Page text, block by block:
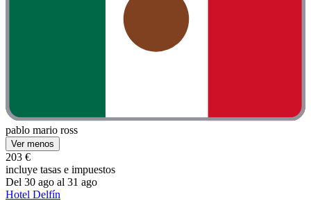
pablo mario ross
Ver menos
203 €
incluye tasas e impuestos
Del 30 ago al 31 ago
Hotel Delfín